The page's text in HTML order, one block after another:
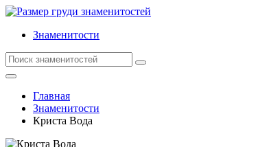
Знаменитости
Главная
Знаменитости
Криста Вода